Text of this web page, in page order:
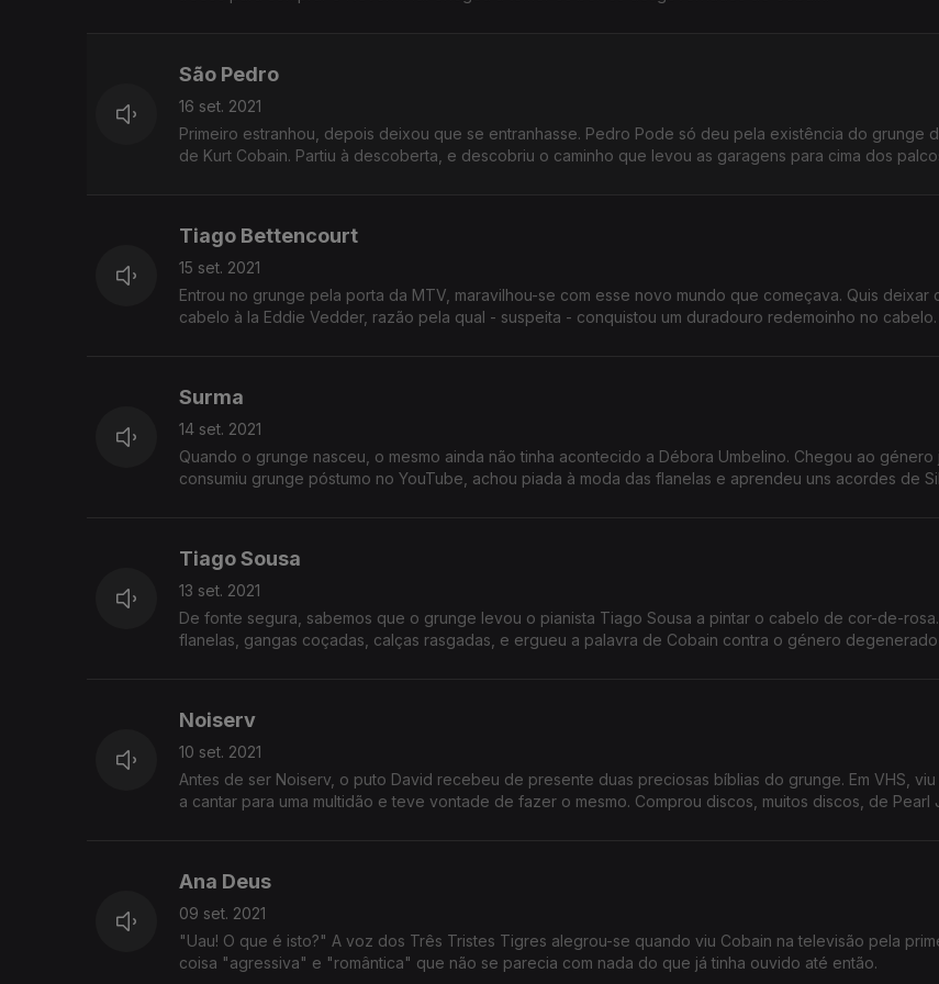
São Pedro
16 set. 2021
Primeiro estranhou, depois deixou que se entranhasse. Pedro Pode só deu pela existência do grunge
de Kurt Cobain. Partiu à descoberta, e descobriu o caminho que levou as garagens para cima dos
Tiago Bettencourt
15 set. 2021
Entrou no grunge pela porta da MTV, maravilhou-se com esse novo mundo que começava. Quis deixar
cabelo à la Eddie Vedder, razão pela qual - suspeita - conquistou um duradouro redemoinho no cabelo.
Surma
14 set. 2021
Quando o grunge nasceu, o mesmo ainda não tinha acontecido a Débora Umbelino. Chegou ao género
consumiu grunge póstumo no YouTube, achou piada à moda das flanelas e aprendeu uns acordes de
Tiago Sousa
13 set. 2021
De fonte segura, sabemos que o grunge levou o pianista Tiago Sousa a pintar o cabelo de cor-de-
flanelas, gangas coçadas, calças rasgadas, e ergueu a palavra de Cobain contra o género degenerado
Noiserv
10 set. 2021
Antes de ser Noiserv, o puto David recebeu de presente duas preciosas bíblias do grunge. Em VHS,
a cantar para uma multidão e teve vontade de fazer o mesmo. Comprou discos, muitos discos, de Pearl
Ana Deus
09 set. 2021
"Uau! O que é isto?" A voz dos Três Tristes Tigres alegrou-se quando viu Cobain na televisão pela
coisa "agressiva" e "romântica" que não se parecia com nada do que já tinha ouvido até então.